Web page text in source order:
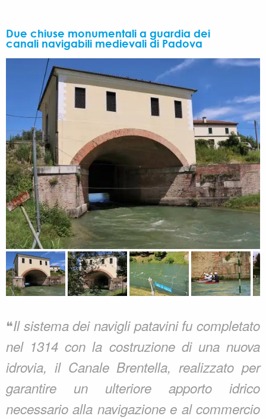
Due chiuse monumentali a guardia dei
canali navigabili medievali di Padova
❝Il sistema dei navigli patavini fu completato
nel 1314 con la costruzione di una nuova
idrovia, il Canale Brentella, realizzato per
garantire un ulteriore apporto idrico
necessario alla navigazione e al commercio